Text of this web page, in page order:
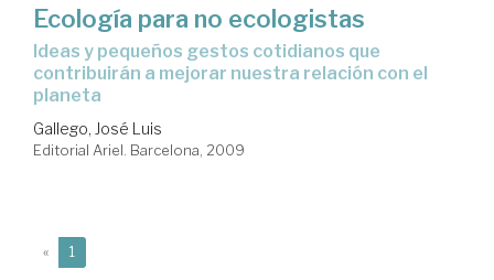
Ecología para no ecologistas
ideas y pequeños gestos cotidianos que
contribuirán a mejorar nuestra relación con el
planeta
Gallego, José Luis
Editorial Ariel. Barcelona, 2009
« 1